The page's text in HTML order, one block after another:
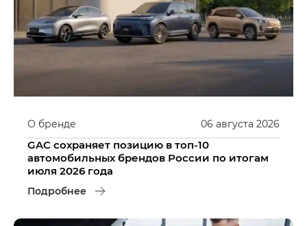
06 августа 2026
О бренде
GAC сохраняет позицию в топ-10
автомобильных брендов России по итогам
июля 2026 года
Подробнее